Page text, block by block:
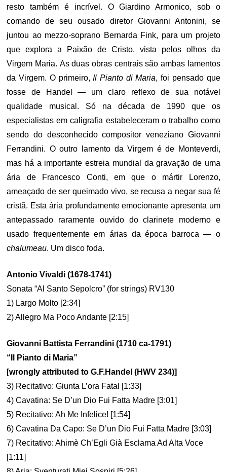
resto também é incrível. O Giardino Armonico, sob o
comando de seu ousado diretor Giovanni Antonini, se
juntou ao mezzo-soprano Bernarda Fink, para um projeto
que explora a Paixão de Cristo, vista pelos olhos da
Virgem Maria. As duas obras centrais são ambas lamentos
da Virgem. O primeiro,Il Pianto di Maria, foi pensado que
fosse de Handel — um claro reflexo de sua notável
qualidade musical. Só na década de 1990 que os
especialistas em caligrafia estabeleceram o trabalho como
sendo do desconhecido compositor veneziano Giovanni
Ferrandini. O outro lamento da Virgem é de Monteverdi,
mas há a importante estreia mundial da gravação de uma
ária de Francesco Conti, em que o mártir Lorenzo,
ameaçado de ser queimado vivo, se recusa a negar sua fé
cristã. Esta ária profundamente emocionante apresenta um
antepassado raramente ouvido do clarinete moderno e
usado frequentemente em árias da época barroca — o
chalumeau. Um disco foda.
Antonio Vivaldi (1678-1741)
Sonata “Al Santo Sepolcro” (for strings) RV130
1) Largo Molto [2:34]
2) Allegro Ma Poco Andante [2:15]
Giovanni Battista Ferrandini (1710 ca-1791)
“Il Pianto di Maria”
[wrongly attributed to G.F.Handel (HWV 234)]
3) Recitativo: Giunta L’ora Fatal [1:33]
4) Cavatina: Se D’un Dio Fui Fatta Madre [3:01]
5) Recitativo: Ah Me Infelice! [1:54]
6) Cavatina Da Capo: Se D’un Dio Fui Fatta Madre [3:03]
7) Recitativo: Ahimè Ch’Egli Già Esclama Ad Alta Voce
[1:11]